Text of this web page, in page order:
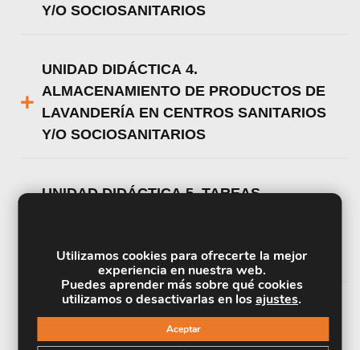
Y/O SOCIOSANITARIOS
UNIDAD DIDÁCTICA 4.
ALMACENAMIENTO DE PRODUCTOS DE
LAVANDERÍA EN CENTROS SANITARIOS
Y/O SOCIOSANITARIOS
UNIDAD DIDÁCTICA 5. TAREAS
SOCIOSANITARIOS
UNIDAD DIDÁCTICA 6. LA CALIDAD EN
EL SERVICIO DE LAVANDERÍA EN
Utilizamos cookies para ofrecerte la mejor
experiencia en nuestra web.
Puedes aprender más sobre qué cookies
utilizamos o desactivarlas en losajustes.
Aceptar